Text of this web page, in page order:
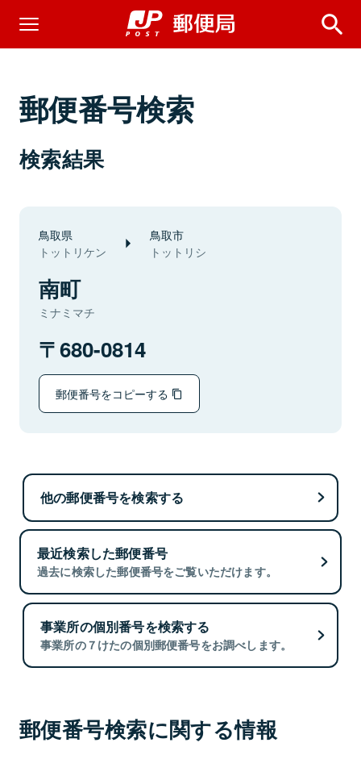
郵便番号検索
検索結果
鳥取県
トットリケン
鳥取市
トットリシ
南町
ミナミマチ
680-0814
郵便番号をコピーする
他の郵便番号を検索する
最近検索した郵便番号
過去に検索した郵便番号をご覧いただけます。
事業所の個別番号を検索する
事業所の７けたの個別郵便番号をお調べします。
郵便番号検索に関する情報